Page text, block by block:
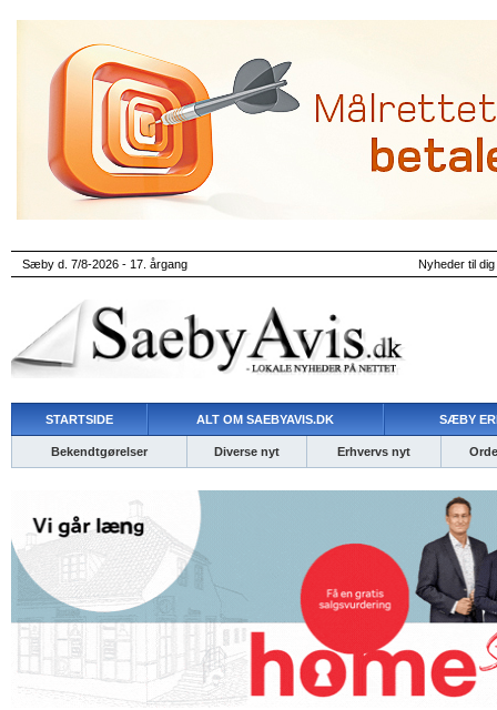
Sæby d. 7/8-2026 - 17. årgang Nyheder til
STARTSIDE ALT OM SAEBYAVIS.DK SÆBY
Bekendtgørelser Diverse nyt Erhvervs nyt